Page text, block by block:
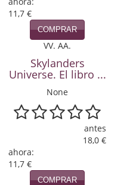
11,7 €
COMPRAR
VV. AA.
Skylanders
Universe. El libro ...
None
antes
18,0 €
ahora:
11,7 €
COMPRAR